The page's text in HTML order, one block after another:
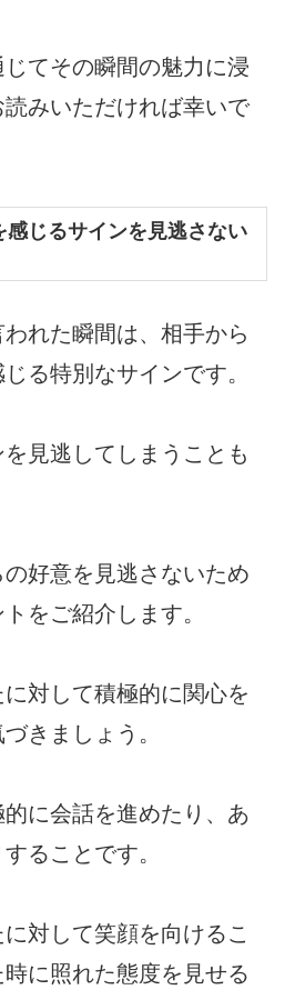
てその瞬間の魅力に浸
みいただければ幸いで
感じるサインを見逃さない
れた瞬間は、相手から
る特別なサインです。
見逃してしまうことも
好意を見逃さないため
をご紹介します。
対して積極的に関心を
きましょう。
に会話を進めたり、あ
ることです。
対して笑顔を向けるこ
に照れた態度を見せる